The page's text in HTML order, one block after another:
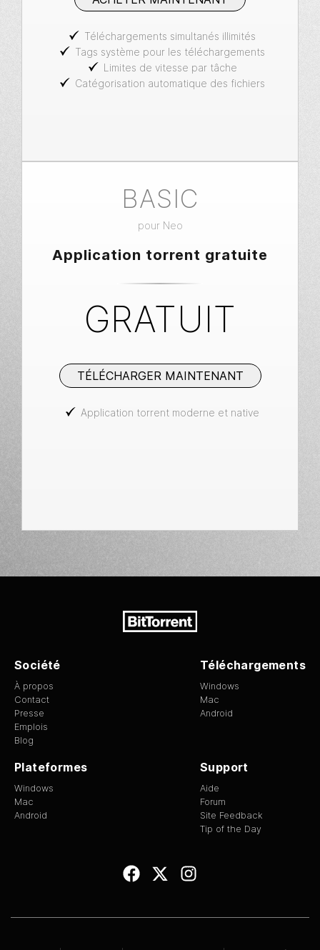
Téléchargements simultanés illimités
Tags système pour les téléchargements
Limites de vitesse par tâche
Catégorisation automatique des fichiers
BASIC
pour Neo
Application torrent gratuite
GRATUIT
TÉLÉCHARGER MAINTENANT
Application torrent moderne et native
Société
À propos
Contact
Presse
Emplois
Blog
Téléchargements
Windows
Mac
Android
Plateformes
Windows
Mac
Android
Support
Aide
Forum
Site Feedback
Tip of the Day